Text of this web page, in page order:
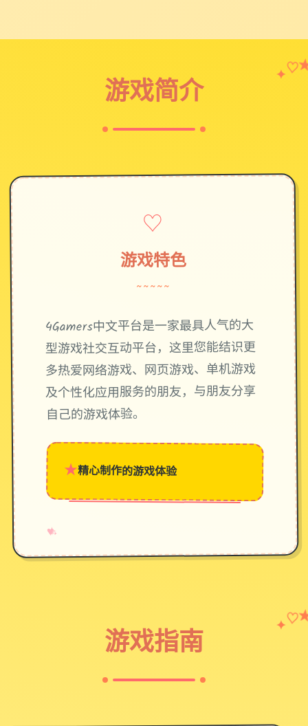
游戏简介
✦♡
♡
游戏特色
~~~~~
4Gamers中文平台是一家最具人气的大
型游戏社交互动平台，这里您能结识更
多热爱网络游戏、网页游戏、单机游戏
及个性化应用服务的朋友，与朋友分享
自己的游戏体验。
★精心制作的游戏体验
♥
✧
→
游戏指南
✦♡